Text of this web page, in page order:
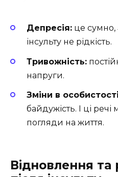
Депресія: це сумно,
інсульту не рідкість.
Тривожність:
напруги.
Зміни в
байдужість. І ці
погляди на життя.
Відновлення та